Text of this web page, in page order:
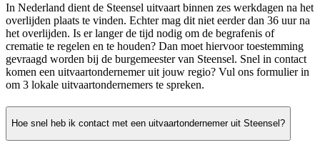
In Nederland dient de Steensel uitvaart binnen zes werkdagen na het
overlijden plaats te vinden. Echter mag dit niet eerder dan 36 uur na
het overlijden. Is er langer de tijd nodig om de begrafenis of
crematie te regelen en te houden? Dan moet hiervoor toestemming
gevraagd worden bij de burgemeester van Steensel. Snel in contact
komen een uitvaartondernemer uit jouw regio? Vul ons formulier in
om 3 lokale uitvaartondernemers te spreken.
Hoe snel heb ik contact met een uitvaartondernemer uit Steensel?